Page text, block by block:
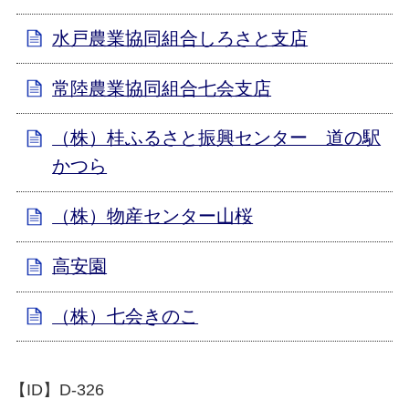
水戸農業協同組合しろさと支店
常陸農業協同組合七会支店
（株）桂ふるさと振興センター 道の駅
かつら
（株）物産センター山桜
高安園
（株）七会きのこ
【ID】 D-326